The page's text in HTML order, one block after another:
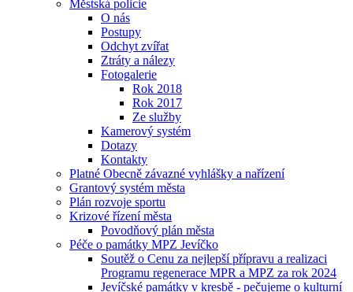
Městská policie
O nás
Postupy
Odchyt zvířat
Ztráty a nálezy
Fotogalerie
Rok 2018
Rok 2017
Ze služby
Kamerový systém
Dotazy
Kontakty
Platné Obecně závazné vyhlášky a nařízení
Grantový systém města
Plán rozvoje sportu
Krizové řízení města
Povodňový plán města
Péče o památky MPZ Jevíčko
Soutěž o Cenu za nejlepší přípravu a realizaci
Programu regenerace MPR a MPZ za rok 2024
Jevíčské památky v kresbě - pečujeme o kulturní